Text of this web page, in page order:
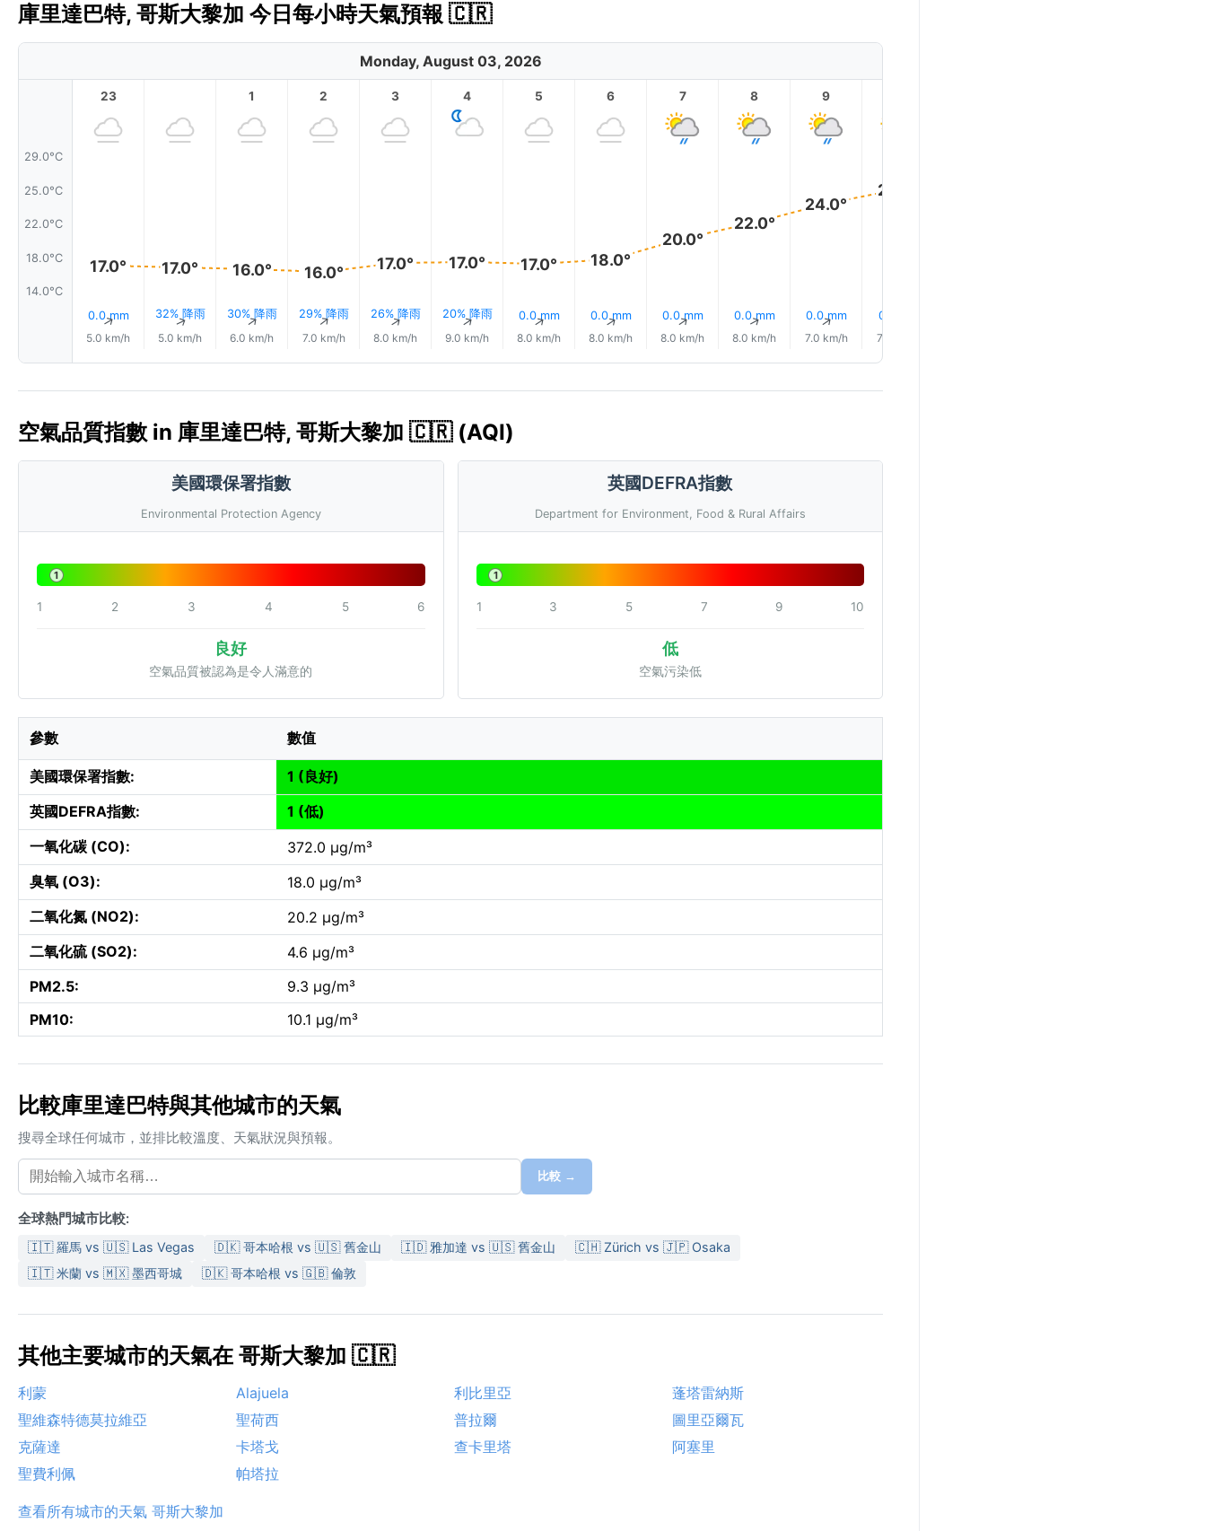
庫里達巴特, 哥斯大黎加 今日每小時天氣預報 🇨🇷
Monday, August 03, 2026
29.0°C
25.0°C
22.0°C
18.0°C
14.0°C
23
17.0°
0.0 mm
↑
5.0 km/h
17.0°
32% 降雨
↑
5.0 km/h
1
16.0°
30% 降雨
↑
6.0 km/h
2
16.0°
29% 降雨
↑
7.0 km/h
3
17.0°
26% 降雨
↑
8.0 km/h
4
17.0°
20% 降雨
↑
9.0 km/h
5
17.0°
0.0 mm
↑
8.0 km/h
6
18.0°
0.0 mm
↑
8.0 km/h
7
20.0°
0.0 mm
↑
8.0 km/h
8
22.0°
0.0 mm
↑
8.0 km/h
9
24.0°
0.0 mm
↑
7.0 km/h
25.0°
0.1 mm
7.0 km/h
空氣品質指數 in 庫里達巴特, 哥斯大黎加 🇨🇷 (AQI)
美國環保署指數
Environmental Protection Agency
1
1 2 3 4 5 6
良好
空氣品質被認為是令人滿意的
英國DEFRA指數
Department for Environment, Food & Rural Affairs
1
1 3 5 7 9 10
低
空氣污染低
參數 數值
美國環保署指數:
1 (良好)
英國DEFRA指數:
1 (低)
一氧化碳 (CO):
372.0 µg/m³
臭氧 (O3):
18.0 µg/m³
二氧化氮 (NO2):
20.2 µg/m³
二氧化硫 (SO2):
4.6 µg/m³
PM2.5:
9.3 µg/m³
PM10:
10.1 µg/m³
比較庫里達巴特與其他城市的天氣
搜尋全球任何城市，並排比較溫度、天氣狀況與預報。
比較 →
全球熱門城市比較:
🇮🇹 羅馬 vs 🇺🇸 Las Vegas 🇩🇰 哥本哈根 vs 🇺🇸 舊金山 🇮🇩 雅加達 vs 🇺🇸 舊金山
🇨🇭 Zürich vs 🇯🇵 Osaka
🇮🇹 米蘭 vs 🇲🇽 墨西哥城
🇩🇰 哥本哈根 vs 🇬🇧 倫敦
其他主要城市的天氣在 哥斯大黎加 🇨🇷
利蒙 Alajuela 利比里亞
蓬塔雷納斯
聖維森特德莫拉維亞
聖荷西 普拉爾
圖里亞爾瓦
克薩達
卡塔戈 查卡里塔
阿塞里
聖費利佩
帕塔拉
查看所有城市的天氣 哥斯大黎加